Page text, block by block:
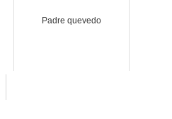
Padre quevedo